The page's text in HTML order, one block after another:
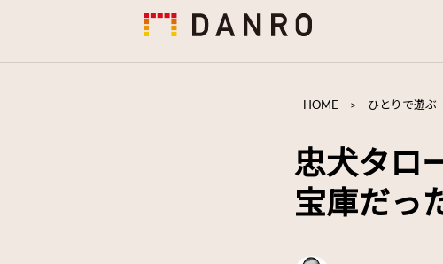
HOME > ひとりで遊ぶ
忠犬タロ
宝庫だっ